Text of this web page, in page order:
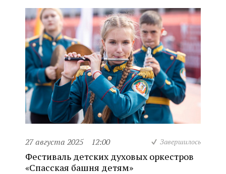
27 августа 2025 12:00 Завершилось
Фестиваль детских духовых оркестров
«Спасская башня детям»